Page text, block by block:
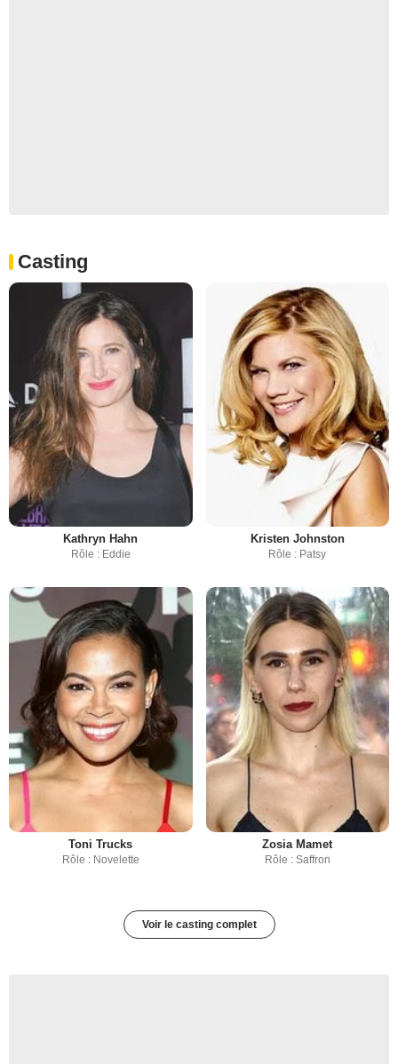
Casting
Kathryn Hahn
Rôle : Eddie
Kristen Johnston
Rôle : Patsy
Toni Trucks
Rôle : Novelette
Zosia Mamet
Rôle : Saffron
Voir le casting complet